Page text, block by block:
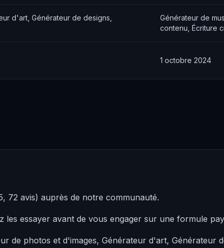
d'art, Générateur de designs,
Générateur de
contenu, Écriture
1 octobre 2024
72 avis) auprès de notre communauté.
essayer avant de vous engager sur une formule
de photos et d'images, Générateur d'art, Générateur